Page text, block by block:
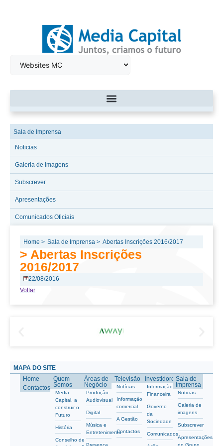
Sala de Imprensa
Noticias
Galeria de imagens
Subscrever
Apresentações
Comunicados Oficiais
Home > Sala de Imprensa > Abertas Inscrições 2016/2017
> Abertas Inscrições
2016/2017
22/08/2016
Voltar
MAPA DO SITE
Home
Contactos
Quem
Somos
Media
Capital, a
construir o
Futuro
História
Conselho de
Áreas de
Negócio
Produção
Audiovisual
Digital
Música e
Entretenimento
Presença
Televisão
Notícias
Informação
comercial
A Gestão
Contactos
Investidores
Informação
Financeira
Governo
da
Sociedade
Comunicados
Sala de
Imprensa
Noticias
Galeria de
imagens
Subscrever
Apresentações
do Grupo